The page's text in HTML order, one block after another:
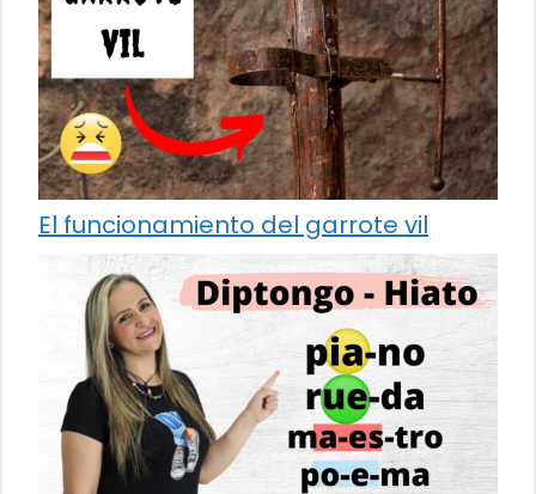
El funcionamiento del garrote vil